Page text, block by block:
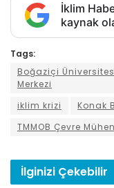
İklim
kaynak
Tags:
Boğaziçi
Merkezi
iklim krizi
Konak
TMMOB Çevre
İlginizi Çekebilir